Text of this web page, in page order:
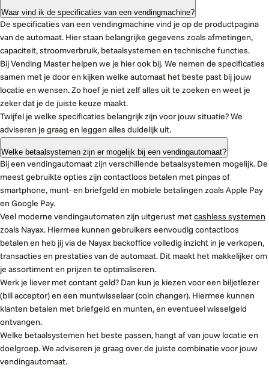
Waar vind ik de specificaties van een vendingmachine?
De specificaties van een vendingmachine vind je op de productpagina
van de automaat. Hier staan belangrijke gegevens zoals afmetingen,
capaciteit, stroomverbruik, betaalsystemen en technische functies.
Bij Vending Master helpen we je hier ook bij. We nemen de specificaties
samen met je door en kijken welke automaat het beste past bij jouw
locatie en wensen. Zo hoef je niet zelf alles uit te zoeken en weet je
zeker dat je de juiste keuze maakt.
Twijfel je welke specificaties belangrijk zijn voor jouw situatie? We
adviseren je graag en leggen alles duidelijk uit.
Welke betaalsystemen zijn er mogelijk bij een vendingautomaat?
Bij een vendingautomaat zijn verschillende betaalsystemen mogelijk. De
meest gebruikte opties zijn contactloos betalen met pinpas of
smartphone, munt- en briefgeld en mobiele betalingen zoals Apple Pay
en Google Pay.
Veel moderne vendingautomaten zijn uitgerust metcashless systemen
zoals Nayax. Hiermee kunnen gebruikers eenvoudig contactloos
betalen en heb jij via de Nayax backoffice volledig inzicht in je verkopen,
transacties en prestaties van de automaat. Dit maakt het makkelijker om
je assortiment en prijzen te optimaliseren.
Werk je liever met contant geld? Dan kun je kiezen voor een biljetlezer
(bill acceptor) en een muntwisselaar (coin changer). Hiermee kunnen
klanten betalen met briefgeld en munten, en eventueel wisselgeld
ontvangen.
Welke betaalsystemen het beste passen, hangt af van jouw locatie en
doelgroep. We adviseren je graag over de juiste combinatie voor jouw
vendingautomaat.